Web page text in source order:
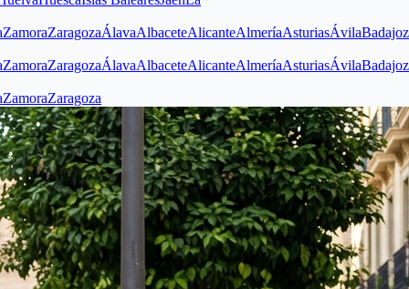
ZaragozaÁlavaAlbaceteAlicanteAlmeríaAsturiasÁvilaBadajoz
ZaragozaÁlavaAlbaceteAlicanteAlmeríaAsturiasÁvilaBadajoz
Zaragoza